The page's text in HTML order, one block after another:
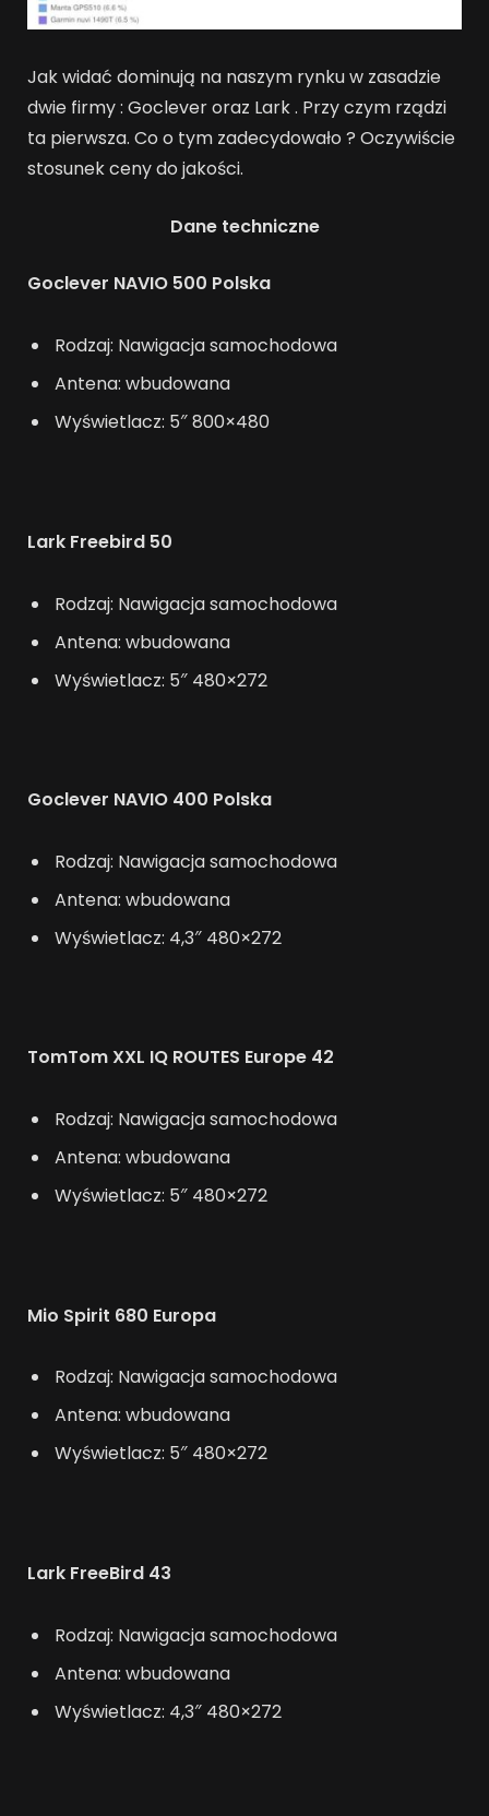
Jak widać dominują na naszym rynku w zasadzie
dwie firmy : Goclever oraz Lark . Przy czym rządzi
ta pierwsza. Co o tym zadecydowało ? Oczywiście
stosunek ceny do jakości.
Dane techniczne
Goclever NAVIO 500 Polska
Rodzaj: Nawigacja samochodowa
Antena: wbudowana
Wyświetlacz: 5″ 800×480
Lark Freebird 50
Rodzaj: Nawigacja samochodowa
Antena: wbudowana
Wyświetlacz: 5″ 480×272
Goclever NAVIO 400 Polska
Rodzaj: Nawigacja samochodowa
Antena: wbudowana
Wyświetlacz: 4,3″ 480×272
TomTom XXL IQ ROUTES Europe 42
Rodzaj: Nawigacja samochodowa
Antena: wbudowana
Wyświetlacz: 5″ 480×272
Mio Spirit 680 Europa
Rodzaj: Nawigacja samochodowa
Antena: wbudowana
Wyświetlacz: 5″ 480×272
Lark FreeBird 43
Rodzaj: Nawigacja samochodowa
Antena: wbudowana
Wyświetlacz: 4,3″ 480×272